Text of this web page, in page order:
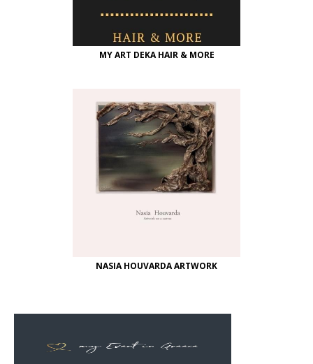
MY ART DEKA HAIR & MORE
NASIA HOUVARDA ARTWORK